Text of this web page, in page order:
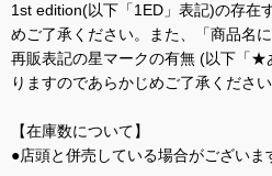
1st edition(以下「1ED」表記)の存在
めご了承ください。また、「商品名
再販表記の星マークの有無 (以下「
りますのであらかじめご了承くださ
【在庫数について】
●店頭と併売している場合がござい